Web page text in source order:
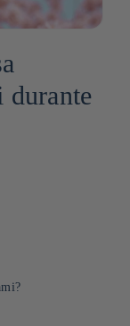
durante